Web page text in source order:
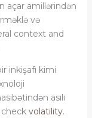
açar amillərindən
və
context and
inkişafı kimi
asılı
volatility.